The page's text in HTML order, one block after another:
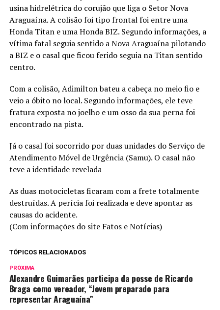
usina hidrelétrica do corujão que liga o Setor Nova
Araguaína. A colisão foi tipo frontal foi entre uma
Honda Titan e uma Honda BIZ. Segundo informações, a
vítima fatal seguia sentido a Nova Araguaína pilotando
a BIZ e o casal que ficou ferido seguia na Titan sentido
centro.
Com a colisão, Adimilton bateu a cabeça no meio fio e
veio a óbito no local. Segundo informações, ele teve
fratura exposta no joelho e um osso da sua perna foi
encontrado na pista.
Já o casal foi socorrido por duas unidades do Serviço de
Atendimento Móvel de Urgência (Samu). O casal não
teve a identidade revelada
As duas motocicletas ficaram com a frete totalmente
destruídas. A perícia foi realizada e deve apontar as
causas do acidente.
(Com informações do site Fatos e Notícias)
TÓPICOS RELACIONADOS
PRÓXIMA
Alexandre Guimarães participa da posse de Ricardo
Braga como vereador, “Jovem preparado para
representar Araguaína”